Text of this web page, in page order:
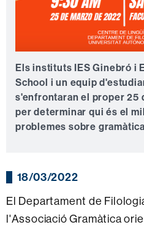
Els instituts IES Ginebró i
School i un equip
s'enfrontaran el proper 25
per determinar qui és el
problemes sobre
18/03/2022
El Departament de
l'Associació Gramàtica